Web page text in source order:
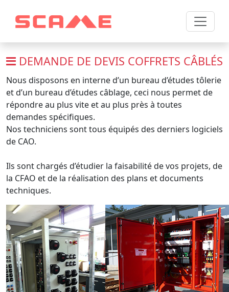
DEMANDE DE DEVIS COFFRETS CÂBLÉS
Nous disposons en interne d’un bureau d’études tôlerie
et d’un bureau d’études câblage, ceci nous permet de
répondre au plus vite et au plus près à toutes
demandes spécifiques.
Nos techniciens sont tous équipés des derniers logiciels
de CAO.
Ils sont chargés d’étudier la faisabilité de vos projets, de
la CFAO et de la réalisation des plans et documents
techniques.